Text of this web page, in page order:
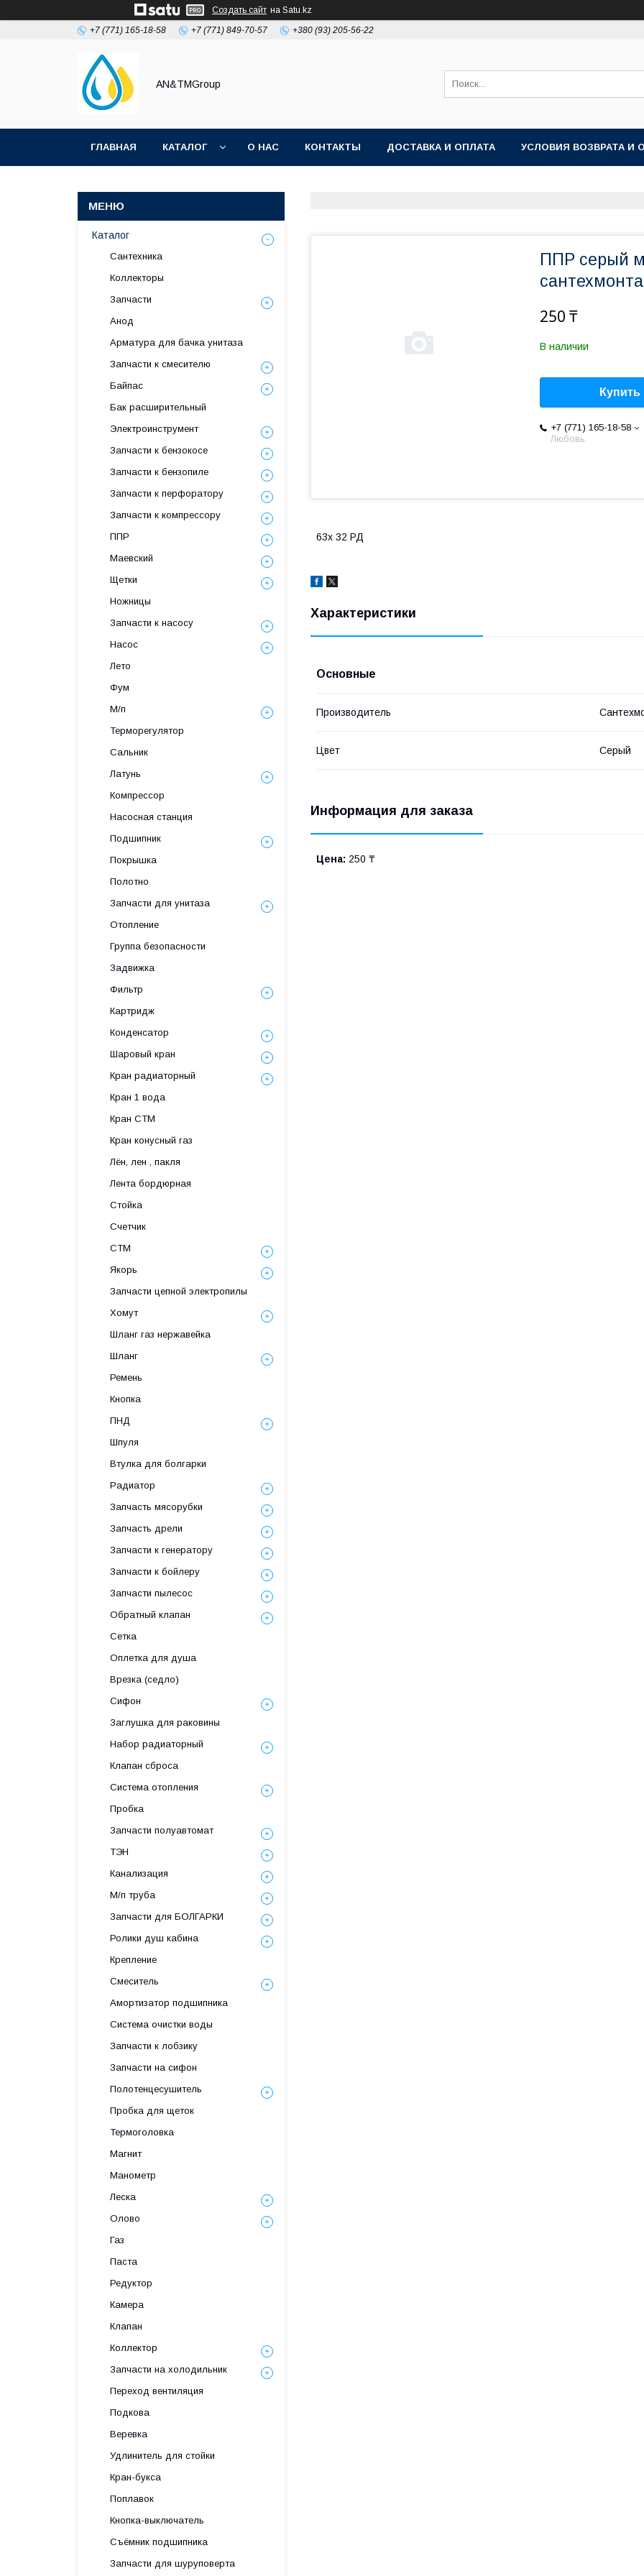
Создать сайт на Satu.kz
+7 (771) 165-18-58 +7 (771) 849-70-57 +380 (93) 205-56-22
AN&TMGroup
ГЛАВНАЯ КАТАЛОГ О НАС КОНТАКТЫ ДОСТАВКА И ОПЛАТА УСЛОВИЯ ВОЗВРАТА И
ППР серый
250 ₸
В наличии
Купить
+7 (771) 165-18-58
Любовь
63х 32 РД
Характеристики
Основные
Производитель
Цвет Серый
Информация для заказа
Цена: 250 ₸
Каталог
Сантехника
Коллекторы
Запчасти
Анод
Арматура для бачка унитаза
Запчасти к смесителю
Байпас
Бак расширительный
Электроинструмент
Запчасти к бензокосе
Запчасти к бензопиле
Запчасти к перфоратору
Запчасти к компрессору
ППР
Маевский
Щетки
Ножницы
Запчасти к насосу
Насос
Лето
Фум
М/п
Терморегулятор
Сальник
Латунь
Компрессор
Насосная станция
Подшипник
Покрышка
Полотно
Запчасти для унитаза
Отопление
Группа безопасности
Задвижка
Фильтр
Картридж
Конденсатор
Шаровый кран
Кран радиаторный
Кран 1 вода
Кран СТМ
Кран конусный газ
Лён, лен , пакля
Лента бордюрная
Стойка
Счетчик
СТМ
Якорь
Запчасти цепной электропилы
Хомут
Шланг газ нержавейка
Шланг
Ремень
Кнопка
ПНД
Шпуля
Втулка для болгарки
Радиатор
Запчасть мясорубки
Запчасть дрели
Запчасти к генератору
Запчасти к бойлеру
Запчасти пылесос
Обратный клапан
Сетка
Оплетка для душа
Врезка (седло)
Сифон
Заглушка для раковины
Набор радиаторный
Клапан сброса
Система отопления
Пробка
Запчасти полуавтомат
ТЭН
Канализация
М/п труба
Запчасти для БОЛГАРКИ
Ролики душ кабина
Крепление
Смеситель
Амортизатор подшипника
Система очистки воды
Запчасти к лобзику
Запчасти на сифон
Полотенцесушитель
Пробка для щеток
Термоголовка
Магнит
Манометр
Леска
Олово
Газ
Паста
Редуктор
Камера
Клапан
Коллектор
Запчасти на холодильник
Переход вентиляция
Подкова
Веревка
Удлинитель для стойки
Кран-букса
Поплавок
Кнопка-выключатель
Съёмник подшипника
Запчасти для шуруповерта